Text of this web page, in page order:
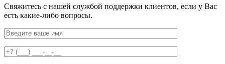
Свяжитесь с нашей службой поддержки клиентов, если у Вас
есть какие-либо вопросы.